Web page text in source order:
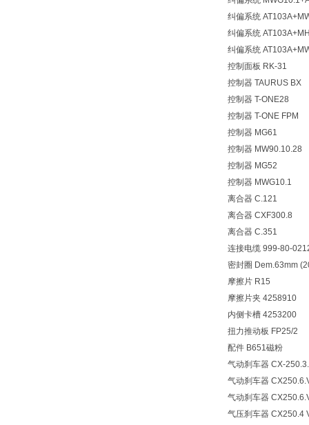
纠偏系统
纠偏系统
纠偏系统
控制面板 RK-31
控制器 TAURUS BX
控制器 T-ONE28
控制器 T-ONE FPM
控制器 MG61
控制器 MW90.10.28
控制器 MG52
控制器 MWG10.1
离合器 C.121
离合器 CXF300.8
离合器 C.351
连接电缆 999-80-
密封圈 Dem.63mm
摩擦片 R15
摩擦片夹 4258910
内侧卡槽 4253200
扭力推动板 FP25/2
配件 B651磁粉
气动刹车器 CX-
气动刹车器
气动刹车器
气压刹车器 CX250.4